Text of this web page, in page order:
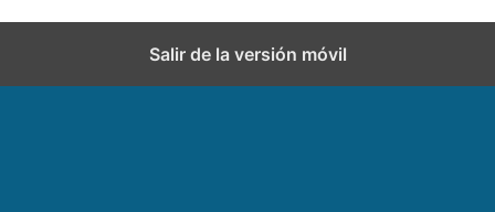
Salir de la versión móvil